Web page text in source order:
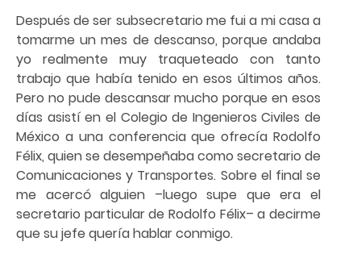
Después de ser subsecretario me fui a mi casa a
tomarme un mes de descanso, porque andaba
yo realmente muy traqueteado con tanto
trabajo que había tenido en esos últimos años.
Pero no pude descansar mucho porque en esos
días asistí en el Colegio de Ingenieros Civiles de
México a una conferencia que ofrecía Rodolfo
Félix, quien se desempeñaba como secretario de
Comunicaciones y Transportes. Sobre el final se
me acercó alguien –luego supe que era el
secretario particular de Rodolfo Félix– a decirme
que su jefe quería hablar conmigo.